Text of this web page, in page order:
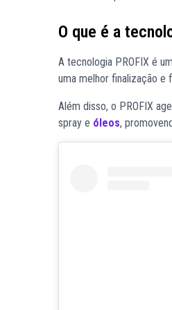
O que é a
A tecnologia PROFIX é
uma melhor finalização e
Além disso, o PROFIX
spray e óleos,